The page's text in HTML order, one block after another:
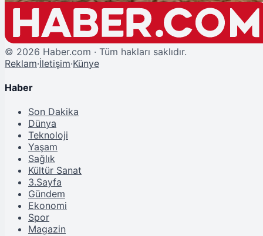
© 2026 Haber.com · Tüm hakları saklıdır.
Reklam·İletişim·Künye
Haber
Son Dakika
Dünya
Teknoloji
Yaşam
Sağlık
Kültür Sanat
3.Sayfa
Gündem
Ekonomi
Spor
Magazin